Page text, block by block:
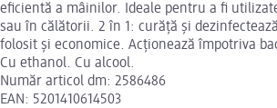
eficientă a mâinilor. Ideale pentru a fi
sau în călătorii. 2 în 1: curăță și
folosit și economice. Acționează împotriva
Cu ethanol. Cu alcool.
Număr articol dm: 2586486
EAN: 5201410614503